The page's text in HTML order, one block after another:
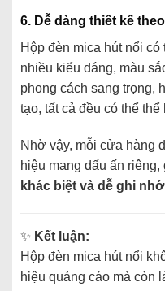
6. Dễ dàng thiết kế theo
Hộp đèn mica hút nổi có
nhiều kiểu dáng, màu
phong cách sang trọng,
tạo, tấtcả đều có thể thể
Nhờ vậy, mỗi cửa hàng
hiệu mang dấu ấn riêng,
khác biệt và dễ ghi nhớ
✨ Kết luận:
Hộp đèn mica hút nổi
hiệu quảng cáo mà còn